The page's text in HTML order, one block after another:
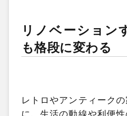
リノベーション
も格段に変わる
レトロやアンティーク